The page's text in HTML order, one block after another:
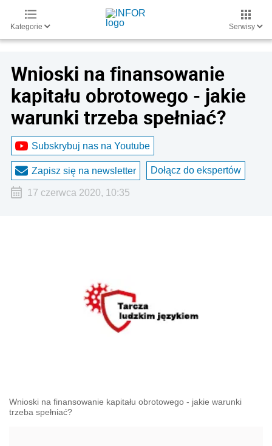
Kategorie Serwisy
Wnioski na finansowanie
kapitału obrotowego - jakie
warunki trzeba spełniać?
Subskrybuj nas na Youtube
Zapisz się na newsletter Dołącz do ekspertów
17 czerwca 2020, 10:35
Wnioski na finansowanie kapitału obrotowego - jakie warunki
trzeba spełniać?